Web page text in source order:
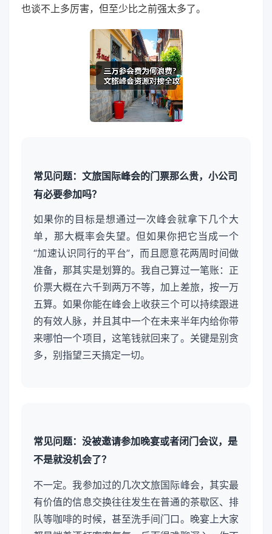
也谈不上多厉害，但至少比之前强太多了。
常见问题：文旅国际峰会的门票那么贵，小公司
有必要参加吗？
如果你的目标是想通过一次峰会就拿下几个大
单，那大概率会失望。但如果你把它当成一个
“加速认识同行的平台”，而且愿意花两周时间做
准备，那其实是划算的。我自己算过一笔账：正
价票大概在六千到两万不等，加上差旅，按一万
五算。如果你能在峰会上收获三个可以持续跟进
的有效人脉，并且其中一个在未来半年内给你带
来哪怕一个项目，这笔钱就回来了。关键是别贪
多，别指望三天搞定一切。
常见问题：没被邀请参加晚宴或者闭门会议，是
不是就没机会了？
不一定。我参加过的几次文旅国际峰会，其实最
有价值的信息交换往往发生在普通的茶歇区、排
队等咖啡的时候，甚至洗手间门口。晚宴上大家